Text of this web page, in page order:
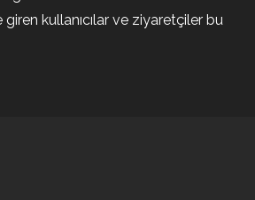
giren kullanıcılar ve ziyaretçiler bu